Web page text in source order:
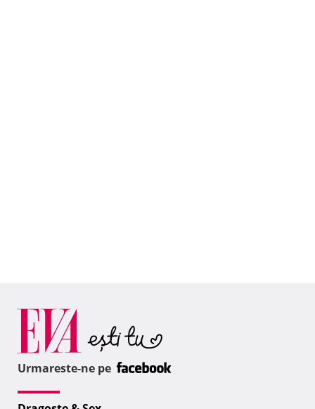
Urmareste-ne pe